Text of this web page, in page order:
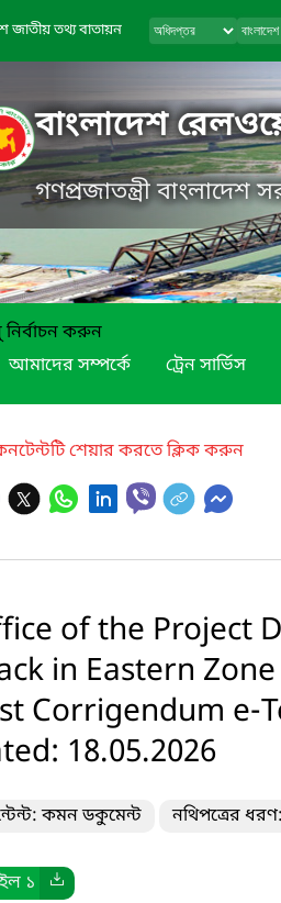
জাতীয় তথ্য বাতায়ন
বাংলাদেশ
গণপ্রজাতন্ত্রী বাংলাদেশ
নির্বাচন করুন
আমাদের সম্পর্কে
ট্রেন সার্ভিস
শেয়ার করতে ক্লিক করুন
of the Project
in Eastern
Corrigendum e-
18.05.2026
কমন ডকুমেন্ট নথিপত্রের
১